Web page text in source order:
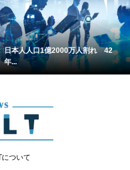
日本人人口1億2000万人割れ 42
年...
について